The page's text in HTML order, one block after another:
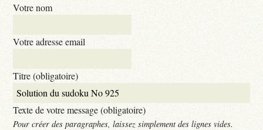
Votre nom
Votre adresse email
Titre (obligatoire)
Texte de votre message (obligatoire)
Pour créer des paragraphes, laissez simplement des lignes vides.